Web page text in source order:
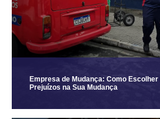
Empresa de Mudança: Como
Prejuízos na Sua Mudança